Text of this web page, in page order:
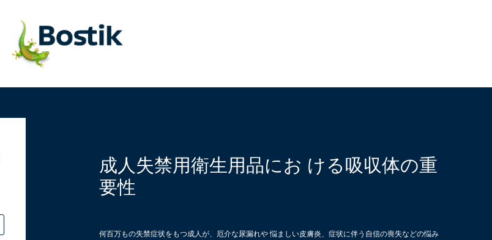
成人失禁用衛生用品にお ける吸収体の重
要性
何百万もの失禁症状をもつ成人が、厄介な尿漏れや 悩ましい皮膚炎、症状に伴う自信の喪失などの悩み